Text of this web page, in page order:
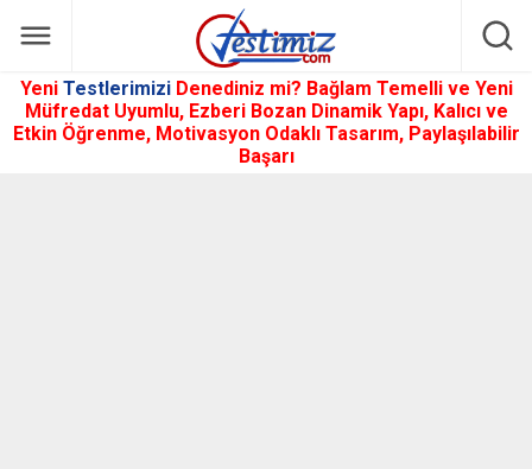
Yeni Testlerimizi Denediniz mi? Bağlam Temelli ve Yeni
Müfredat Uyumlu, Ezberi Bozan Dinamik Yapı, Kalıcı ve
Etkin Öğrenme, Motivasyon Odaklı Tasarım, Paylaşılabilir
Başarı